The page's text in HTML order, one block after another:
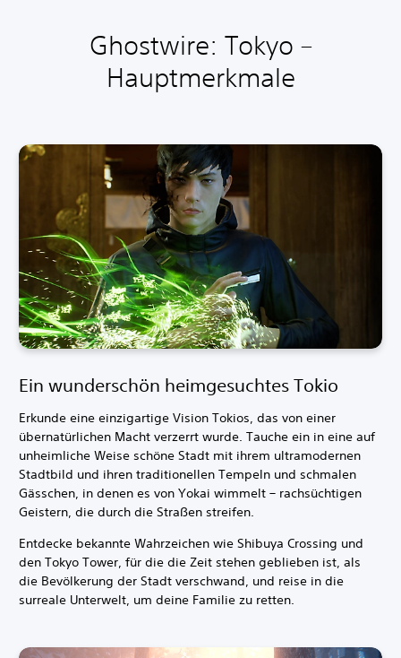
Ghostwire: Tokyo –
Hauptmerkmale
Ein wunderschön heimgesuchtes Tokio
Erkunde eine einzigartige Vision Tokios, das von einer
übernatürlichen Macht verzerrt wurde. Tauche ein in eine auf
unheimliche Weise schöne Stadt mit ihrem ultramodernen
Stadtbild und ihren traditionellen Tempeln und schmalen
Gässchen, in denen es von Yokai wimmelt – rachsüchtigen
Geistern, die durch die Straßen streifen.
Entdecke bekannte Wahrzeichen wie Shibuya Crossing und
den Tokyo Tower, für die die Zeit stehen geblieben ist, als
die Bevölkerung der Stadt verschwand, und reise in die
surreale Unterwelt, um deine Familie zu retten.